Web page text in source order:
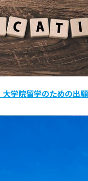
大学院留学のための出